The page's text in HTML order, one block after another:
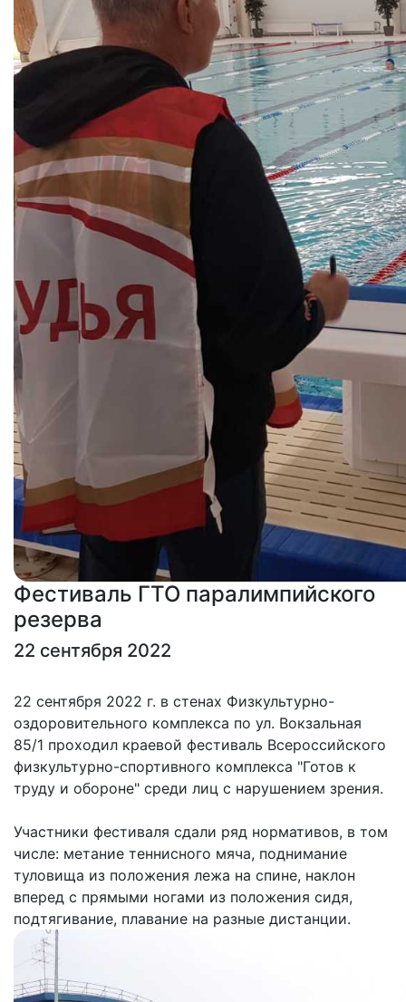
Фестиваль ГТО паралимпийского
резерва
22 сентября 2022
22 сентября 2022 г. в стенах Физкультурно-
оздоровительного комплекса по ул. Вокзальная
85/1 проходил краевой фестиваль Всероссийского
физкультурно-спортивного комплекса "Готов к
труду и обороне" среди лиц с нарушением зрения.
Участники фестиваля сдали ряд нормативов, в том
числе: метание теннисного мяча, поднимание
туловища из положения лежа на спине, наклон
вперед с прямыми ногами из положения сидя,
подтягивание, плавание на разные дистанции.